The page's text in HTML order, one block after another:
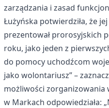
zarządzania i zasad
Łużyńska potwierdziła, że
prezentował prorosyjskich
roku, jako jeden z
do pomocy uchodźcom
jako wolontariusz” –
możliwości zorganizowania
w Markach odpowiedziała: